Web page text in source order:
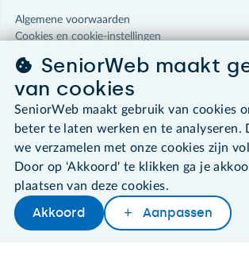
Later lezenDelen
Algemene voorwaarden
Cookies en cookie-instellingen
Privacybeleid
About SeniorWeb
SeniorWeb maakt
van cookies
SeniorWeb maakt gebruik van cookies
beter te laten werken en te analyseren.
we verzamelen met onze cookies zijn
Door op 'Akkoord' te klikken ga je
plaatsen van deze cookies.
Akkoord Aanpassen